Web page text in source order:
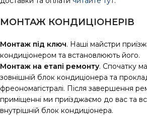
МОНТАЖ КОНДИЦІОНЕРІВ
Монтаж під ключ. Наші майстри
кондиціонером та встановлюють його.
Монтаж на етапі ремонту. Спочатку
зовнішній блок кондиціонера та
фреономагістралі. Після завершення
приміщенні ми приїзджаємо до вас та
внутрішній блок кондиціонера.